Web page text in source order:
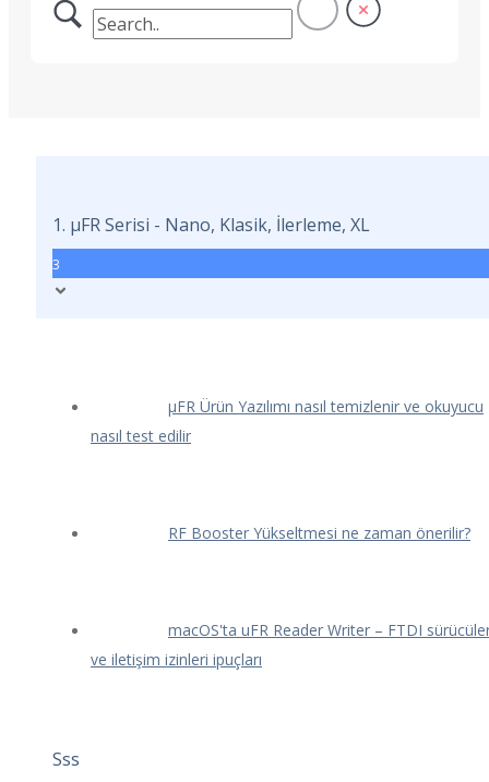
1. μFR Serisi - Nano, Klasik, İlerleme, XL
3
μFR Ürün Yazılımı nasıl temizlenir ve okuyucu
nasıl test edilir
RF Booster Yükseltmesi ne zaman önerilir?
macOS'ta uFR Reader Writer – FTDI
ve iletişim izinleri ipuçları
Sss